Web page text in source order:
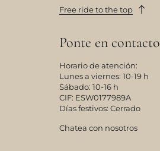
Free ride to the top
Ponte en contacto
Horario de atención:
Lunes a viernes: 10-19 h
Sábado: 10-16 h
CIF: ESW0177989A
Días festivos: Cerrado
Chatea con nosotros